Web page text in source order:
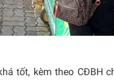
tốt, kèm theo CĐBH